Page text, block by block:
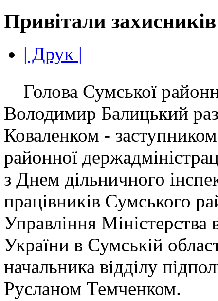
Привітали
| Друк |
Голова Сумської
Володимир Балицький
Коваленком -
районної
з Днем дільничного
працівників Сумського
Управління Міністерства
України в Сумській
начальника відділу
Русланом Темченком.